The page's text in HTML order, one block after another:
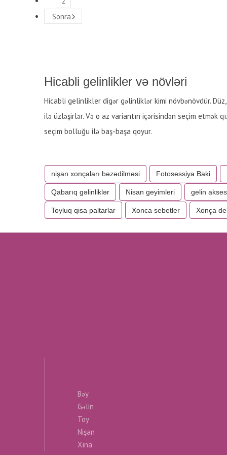
Sonra
Hicabli gelinlikler və növləri
Hicabli gelinlikler digər gəlinliklər kimi növbənövdür.
ilə üzləşirlər. Və o az variantın içərisindən seçim etmək
seçim bolluğu ilə baş-başa qoyur.
nişan xonçaları bəzədilməsi Fotosessiya Baki
Qabarıq gəlinliklər Nisan geyimleri gelin
Toyluq qisa paltarlar Xonca sebetler Xonça
Bəy
Gəlin
Toy
Nişan
Xına